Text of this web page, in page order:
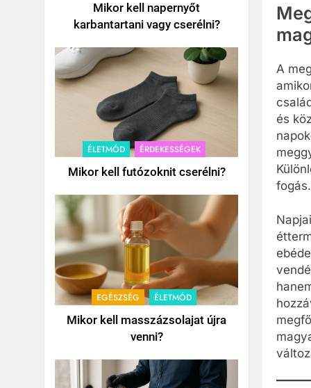
Mikor kell napernyőt
karbantartani vagy cserélni?
ÉLETMÓD ÉRDEKESSÉGEK
Mikor kell futózoknit cserélni?
EGÉSZSÉG ÉLETMÓD
Mikor kell masszázsolajat újra
venni?
A
és
fogás.